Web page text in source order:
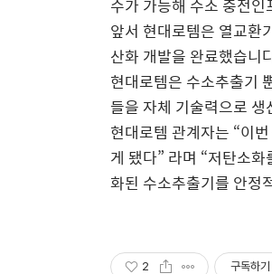
수가 가능해 수소 충전
앞서 현대로템은 열교환
산화 개발을 완료했습니
현대로템은 수소추출기
들을 자체 기술력으로
현대로템 관계자는 “이
게 됐다” 라며 “저탄소
화된 수소추출기를 안정
2 구독하기